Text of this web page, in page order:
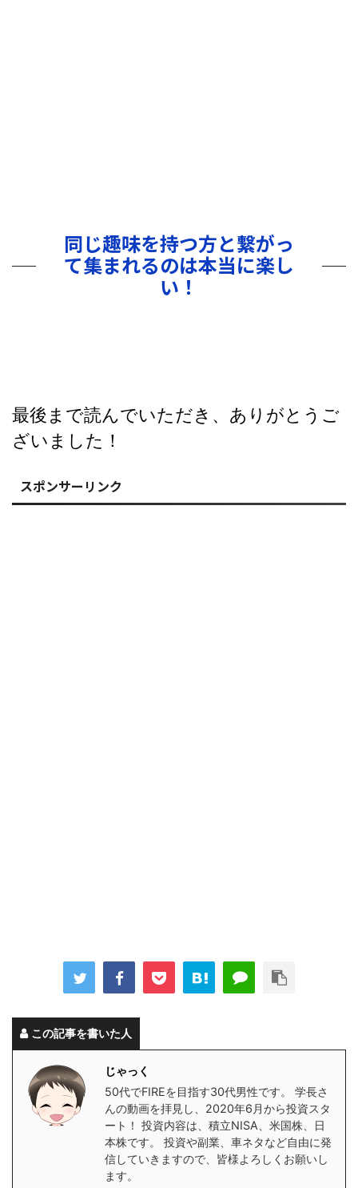
同じ趣味を持つ方と繋がっ
て集まれるのは本当に楽し
い！
最後まで読んでいただき、ありがとうご
ざいました！
スポンサーリンク
この記事を書いた人
じゃっく
50代でFIREを目指す30代男性です。 学長さ
んの動画を拝見し、2020年6月から投資スタ
ート！ 投資内容は、積立NISA、米国株、日
本株です。 投資や副業、車ネタなど自由に発
信していきますので、皆様よろしくお願いし
ます。